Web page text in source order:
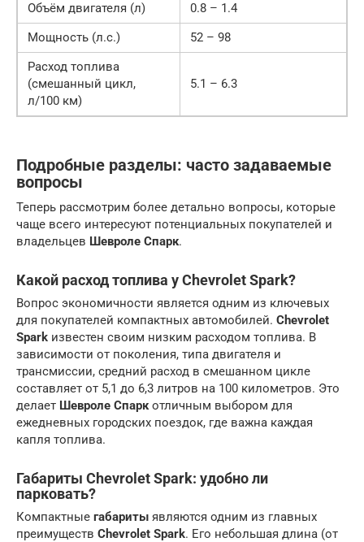
Объём двигателя (л)
0.8 – 1.4
Мощность (л.с.)
52 – 98
Расход топлива
(смешанный цикл,
л/100 км)
5.1 – 6.3
Подробные разделы: часто задаваемые
вопросы
Теперь рассмотрим более детально вопросы, которые
чаще всего интересуют потенциальных покупателей и
владельцев Шевроле Спарк.
Какой расход топлива у Chevrolet Spark?
Вопрос экономичности является одним из ключевых
для покупателей компактных автомобилей. Chevrolet
Spark известен своим низким расходом топлива. В
зависимости от поколения, типа двигателя и
трансмиссии, средний расход в смешанном цикле
составляет от 5,1 до 6,3 литров на 100 километров. Это
делает Шевроле Спаркотличным выбором для
ежедневных городских поездок, где важна каждая
капля топлива.
Габариты Chevrolet Spark: удобно ли
парковать?
Компактные габариты являются одним из главных
преимуществ Chevrolet Spark. Его небольшая длина (от